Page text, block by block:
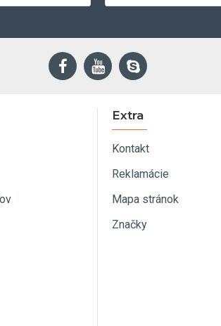
Extra
Kontakt
Reklamácie
Mapa stránok
Značky